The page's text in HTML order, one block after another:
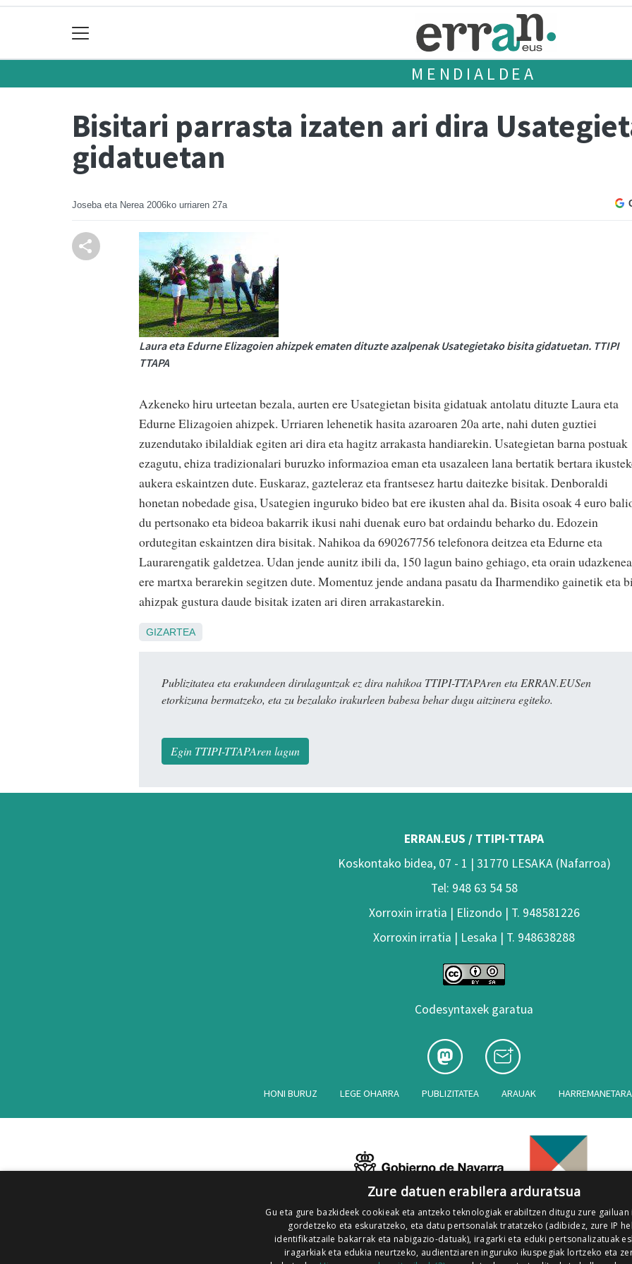
MENDIALDEA
Bisitari parrasta izaten ari dira
gidatuetan
Joseba eta Nerea 2006ko urriaren 27a
Laura eta Edurne Elizagoien ahizpek ematen dituzte azalpenak Usategietako bisita gidatuetan. TTIPI
TTAPA
Azkeneko hiru urteetan bezala, aurten ere Usategietan bisita gidatuak antolatu dituzte Laura eta
Edurne Elizagoien ahizpek. Urriaren lehenetik hasita azaroaren 20a arte, nahi duten guztiei
zuzendutako ibilaldiak egiten ari dira eta hagitz arrakasta handiarekin. Usategietan barna postuak
ezagutu, ehiza tradizionalari buruzko informazioa eman eta usazaleen lana bertatik bertara
aukera eskaintzen dute. Euskaraz, gazteleraz eta frantsesez hartu daitezke bisitak. Denboraldi
honetan nobedade gisa, Usategien inguruko bideo bat ere ikusten ahal da. Bisita osoak 4 euro
du pertsonako eta bideoa bakarrik ikusi nahi duenak euro bat ordaindu beharko du. Edozein
ordutegitan eskaintzen dira bisitak. Nahikoa da 690267756 telefonora deitzea eta Edurne eta
Laurarengatik galdetzea. Udan jende aunitz ibili da, 150 lagun baino gehiago, eta orain
ere martxa berarekin segitzen dute. Momentuz jende andana pasatu da Iharmendiko gainetik eta
ahizpak gustura daude bisitak izaten ari diren arrakastarekin.
GIZARTEA
Publizitatea eta erakundeen dirulaguntzak ez dira nahikoa TTIPI-TTAPAren eta ERRAN.EUSen
etorkizuna bermatzeko, eta zu bezalako irakurleen babesa behar dugu aitzinera egiteko.
Egin TTIPI-TTAPAren lagun
ERRAN.EUS / TTIPI-TTAPA
Koskontako bidea, 07 - 1 | 31770 LESAKA (Nafarroa)
Tel: 948 63 54 58
Xorroxin irratia | Elizondo | T. 948581226
Xorroxin irratia | Lesaka | T. 948638288
Codesyntaxek garatua
HONI BURUZ LEGE OHARRA PUBLIZITATEA ARAUAK
Zure datuen erabilera arduratsua
Gu eta gure bazkideek cookieak eta antzeko teknologiak erabiltzen ditugu zure
gordetzeko eta eskuratzeko, eta datu pertsonalak tratatzeko (adibidez, zure IP
identifikatzaile bakarrak eta nabigazio-datuak), iragarki eta eduki pertsonalizatuak
iragarkiak eta edukia neurtzeko, audientziaren inguruko ikuspegiak lortzeko eta